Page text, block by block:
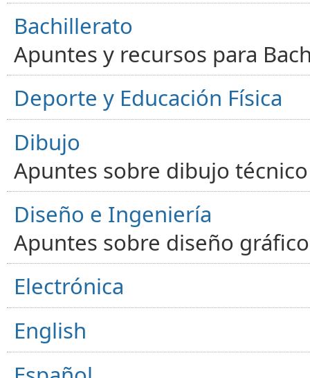
Bachillerato
Apuntes y recursos para
Deporte y Educación Física
Dibujo
Apuntes sobre dibujo
Diseño e Ingeniería
Apuntes sobre diseño
Electrónica
English